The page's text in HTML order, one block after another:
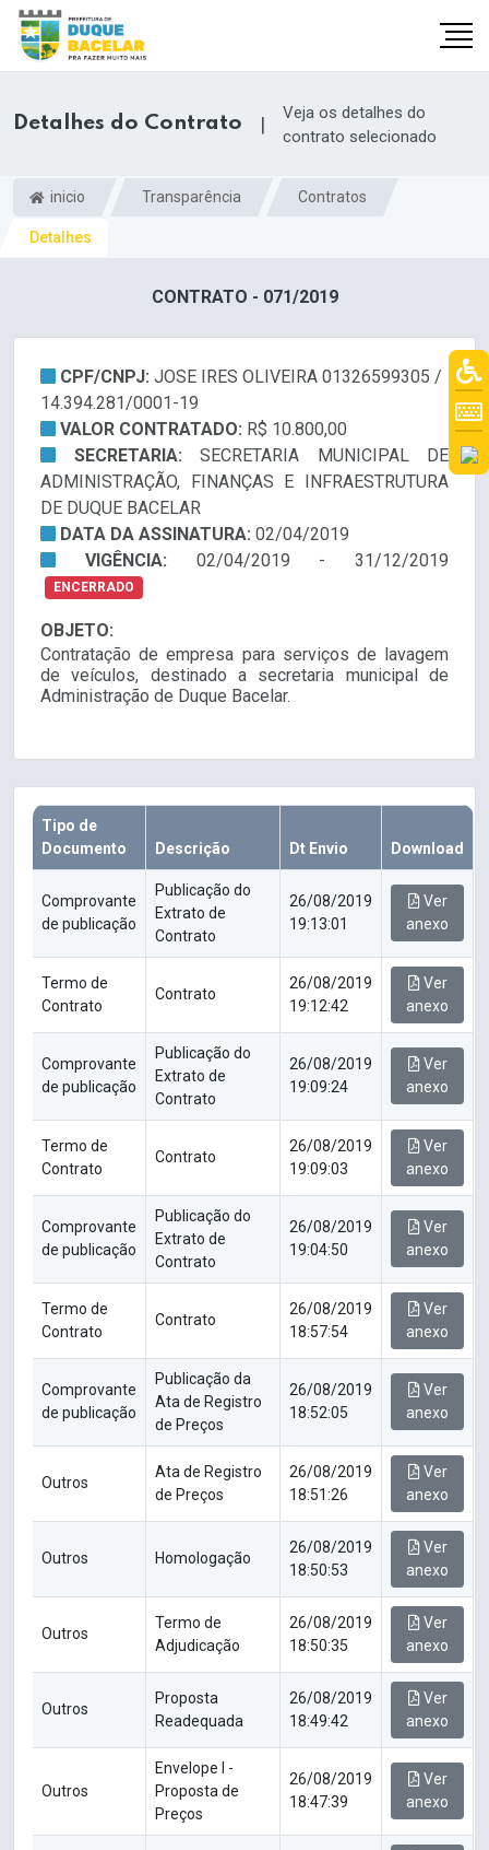
Detalhes do Contrato |
Veja os detalhes do
contrato selecionado
inicio Transparência Contratos
Detalhes
CONTRATO - 071/2019
CPF/CNPJ: JOSE IRES OLIVEIRA 01326599305 /
14.394.281/0001-19
VALOR CONTRATADO: R$ 10.800,00
SECRETARIA: SECRETARIA MUNICIPAL DE
ADMINISTRAÇÃO, FINANÇAS E INFRAESTRUTURA
DE DUQUE BACELAR
DATA DA ASSINATURA: 02/04/2019
VIGÊNCIA: 02/04/2019 - 31/12/2019
ENCERRADO
OBJETO:
Contratação de empresa para serviços de lavagem
de veículos, destinado a secretaria municipal de
Administração de Duque Bacelar.
Tipo de
Documento
Descrição Dt Envio Download
Comprovante
de publicação
Publicação do
Extrato de
Contrato
26/08/2019
19:13:01
Ver
anexo
Termo de
Contrato
Contrato
26/08/2019
19:12:42
Ver
anexo
Comprovante
de publicação
Publicação do
Extrato de
Contrato
26/08/2019
19:09:24
Ver
anexo
Termo de
Contrato
Contrato
26/08/2019
19:09:03
Ver
anexo
Comprovante
de publicação
Publicação do
Extrato de
Contrato
26/08/2019
19:04:50
Ver
anexo
Termo de
Contrato
Contrato
26/08/2019
18:57:54
Ver
anexo
Comprovante
de publicação
Publicação da
Ata de Registro
de Preços
26/08/2019
18:52:05
Ver
anexo
Outros
Ata de Registro
de Preços
26/08/2019
18:51:26
Ver
anexo
Outros Homologação
26/08/2019
18:50:53
Ver
anexo
Outros
Termo de
Adjudicação
26/08/2019
18:50:35
Ver
anexo
Outros
Proposta
Readequada
26/08/2019
18:49:42
Ver
anexo
Outros
Envelope I -
Proposta de
Preços
26/08/2019
18:47:39
Ver
anexo